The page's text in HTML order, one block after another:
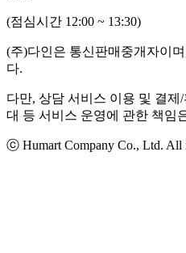
(점심시간 12:00 ~ 13:30)
(주)다인은 통신판매중개자이
다.
다만, 상담 서비스 이용 및 결
대 등 서비스 운영에 관한 책임
ⓒ Humart Company Co., Ltd. All